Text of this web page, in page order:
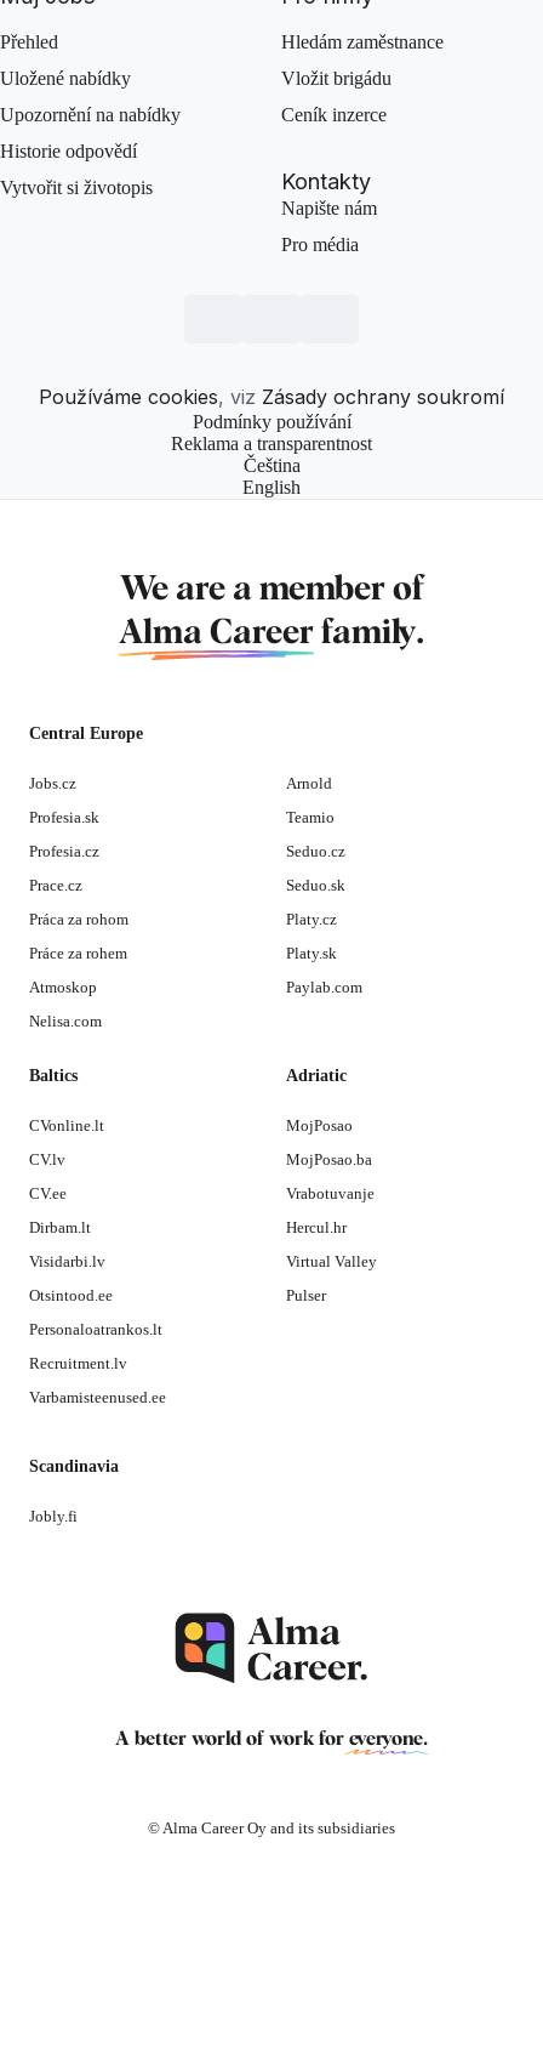
Přehled
Uložené nabídky
Upozornění na nabídky
Historie odpovědí
Vytvořit si životopis
Hledám zaměstnance
Vložit brigádu
Ceník inzerce
Kontakty
Napište nám
Pro média
Používáme cookies, viz Zásady ochrany soukromí
Podmínky používání
Reklama a transparentnost
Čeština
English
We are a member of
Alma Career family.
Central Europe
Jobs.cz
Profesia.sk
Profesia.cz
Prace.cz
Práca za rohom
Práce za rohem
Atmoskop
Nelisa.com
Arnold
Teamio
Seduo.cz
Seduo.sk
Platy.cz
Platy.sk
Paylab.com
Baltics
CVonline.lt
CV.lv
CV.ee
Dirbam.lt
Visidarbi.lv
Otsintood.ee
Personaloatrankos.lt
Recruitment.lv
Varbamisteenused.ee
Adriatic
MojPosao
MojPosao.ba
Vrabotuvanje
Hercul.hr
Virtual Valley
Pulser
Scandinavia
Jobly.fi
A better world of work for everyone.
© Alma Career Oy and its subsidiaries